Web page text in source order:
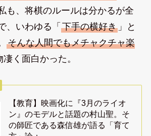
も、将棋のルールは分かるが全
、いわゆる「 下手の横好き」と
そんな人間でもメチャクチャ楽
く面白かった。
【教育】映画化に『3月のライオ
ン』のモデルと話題の村山聖。そ
の師匠である森信雄が語る「育て